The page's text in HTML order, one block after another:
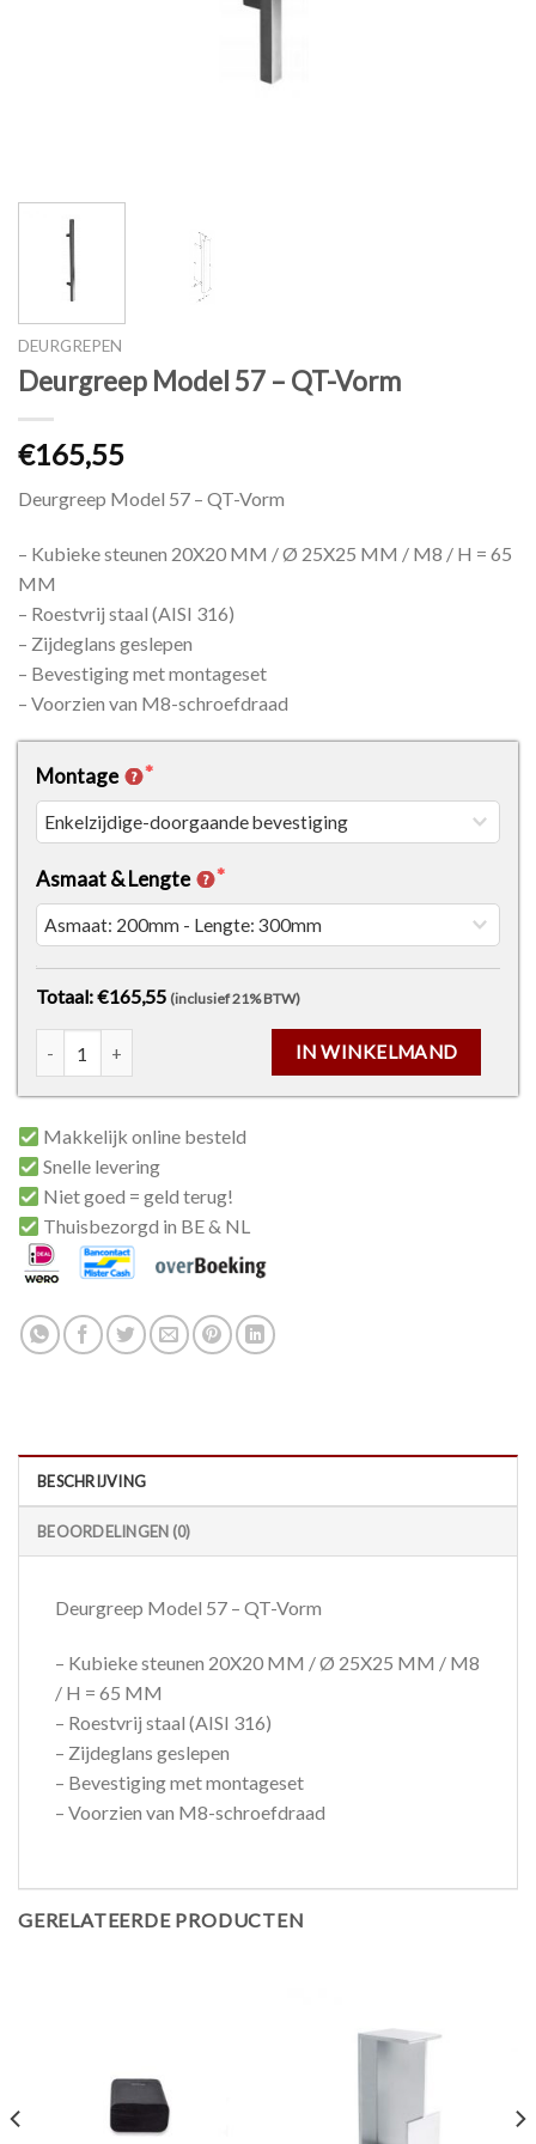
DEURGREPEN
Deurgreep Model 57 – QT-Vorm
€165,55
Deurgreep Model 57 – QT-Vorm
– Kubieke steunen 20X20 MM / Ø 25X25 MM / M8 / H = 65
MM
– Roestvrij staal (AISI 316)
– Zijdeglans geslepen
– Bevestiging met montageset
– Voorzien van M8-schroefdraad
Montage
Asmaat & Lengte
Totaal: €165,55 (inclusief 21% BTW)
IN WINKELMAND
Deurgreep Model 57 - QT-Vorm aantal
Makkelijk online besteld
Snelle levering
Niet goed = geld terug!
Thuisbezorgd in BE & NL
BESCHRIJVING
BEOORDELINGEN (0)
Deurgreep Model 57 – QT-Vorm
– Kubieke steunen 20X20 MM / Ø 25X25 MM / M8
/ H = 65 MM
– Roestvrij staal (AISI 316)
– Zijdeglans geslepen
– Bevestiging met montageset
– Voorzien van M8-schroefdraad
GERELATEERDE PRODUCTEN